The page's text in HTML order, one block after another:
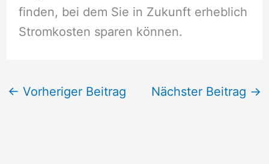
finden, bei dem Sie in Zukunft erheblich
Stromkosten sparen können.
← Vorheriger Beitrag Nächster Beitrag →